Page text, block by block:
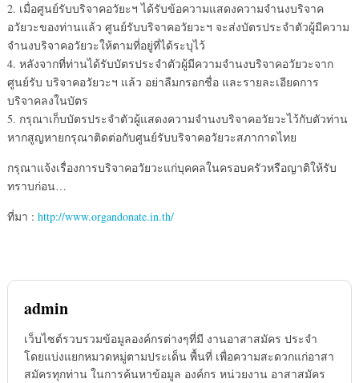
2. เมื่อศูนย์รับบริจาคอวัยะฯ ได้รับข้อความแสดงความจำนงบริจาค
อวัยวะของท่านแล้ว ศูนย์รับบริจาคอวัยวะฯ จะส่งบัตรประจำตัวผู้มีความ
จำนงบริจาคอวัยวะให้ตามที่อยู่ที่ได้ระบุไว้
4. หลังจากที่ท่านได้รับบัตรประจำตัวผู้มีความจำนงบริจาคอวัยวะจาก
ศูนย์รับ บริจาคอวัยวะฯ แล้ว อย่าลืมกรอกชื่อ และรายละเอียดการ
บริจาคลงในบัตร
5. กรุณาเก็บบัตรประจำตัวผู้แสดงความจำนงบริจาคอวัยวะไว้กับตัวท่าน
หากสูญหายกรุณาติดต่อกับศูนย์รับบริจาคอวัยวะสภากาดไทย
กรุณาแจ้งเรื่องการบริจาคอวัยวะแก่บุคคลในครอบครัวหรือญาติให้รับ
ทราบก่อน…
ที่มา : http://www.organdonate.in.th/
admin
เว็บไซต์รวบรวมข้อมูลองค์กรต่างๆที่มี งานอาสาสมัคร ประจำ
โดยแบ่งแยกหมวดหมู่ตามประเด็น พื้นที่ เพื่อความสะดวกแก่อาสา
สมัครทุกท่าน ในการค้นหาข้อมูล องค์กร หน่วยงาน อาสาสมัคร